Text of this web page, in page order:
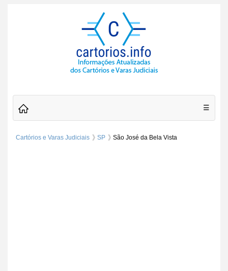
☰
Cartórios e Varas Judiciais SP São José da Bela Vista